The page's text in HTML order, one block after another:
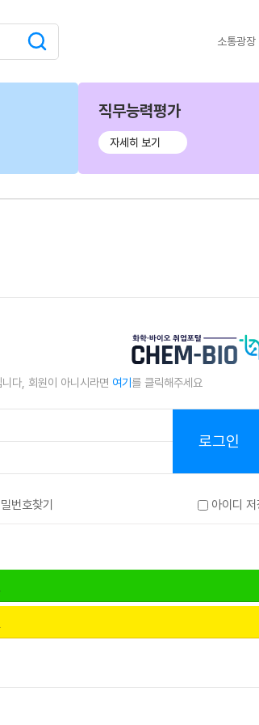
소통광장
직무능력평가
자세히 보기
다, 회원이 아니시라면 여기를 클릭해주세요
로그인
아이디
번호찾기